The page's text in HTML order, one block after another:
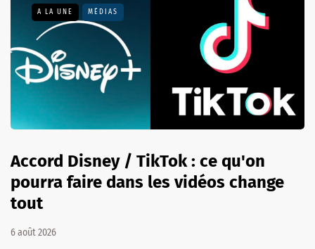
A LA UNE MÉDIAS
Accord Disney / TikTok : ce qu'on
pourra faire dans les vidéos change
tout
6 août 2026